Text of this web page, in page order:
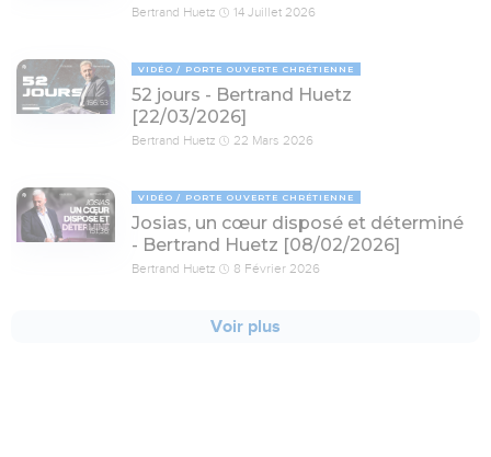
Bertrand Huetz 14 Juillet 2026
156:53
VIDÉO PORTE OUVERTE CHRÉTIENNE
52 jours - Bertrand Huetz
[22/03/2026]
Bertrand Huetz 22 Mars 2026
151:36
VIDÉO PORTE OUVERTE CHRÉTIENNE
Josias, un cœur disposé et déterminé
- Bertrand Huetz [08/02/2026]
Bertrand Huetz 8 Février 2026
Voir plus